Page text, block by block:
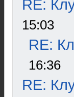
RE:
15:03
RE:
16:36
RE: